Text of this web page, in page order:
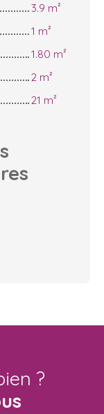
3.9 m²
1 m²
1.80 m²
2 m²
21 m²
?